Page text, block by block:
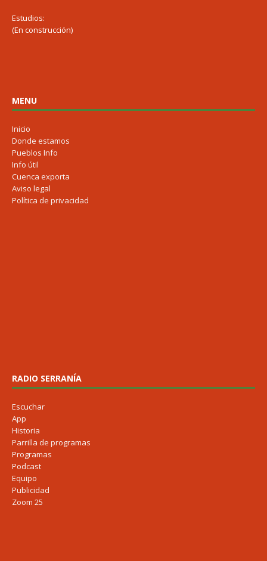
Estudios:
(En construcción)
MENU
Inicio
Donde estamos
Pueblos Info
Info útil
Cuenca exporta
Aviso legal
Política de privacidad
RADIO SERRANÍA
Escuchar
App
Historia
Parrilla de programas
Programas
Podcast
Equipo
Publicidad
Zoom 25